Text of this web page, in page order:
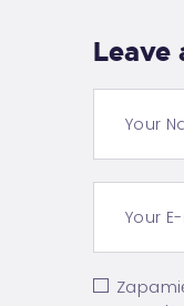
Leave